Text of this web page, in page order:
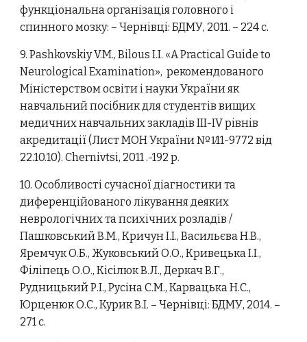
функціональна організація головного і
спинного мозку: – Чернівці: БДМУ, 2011. – 224 с.
9. Pashkovskiy V.M., Bilous I.I. «A Practical Guide to
Neurological Examination», рекомендованого
Міністерством освіти і науки України як
навчальний посібник для студентів вищих
медичних навчальних закладів ІІІ-IV рівнів
акредитації (Лист МОН України №1̸11-9772 від
22.10.10). Сhernivtsi, 2011 .-192 p.
10. Особливості сучасної діагностики та
диференційованого лікування деяких
неврологічних та психічних розладів /
Пашковський В.М., Кричун І.І., Васильєва Н.В.,
Яремчук О.Б., Жуковський О.О., Кривецька І.І.,
Філіпець О.О., Кісілюк В.Л., Деркач В.Г.,
Рудницький Р.І., Русіна С.М., Карвацька Н.С.,
Юрценюк О.С., Курик В.І. – Чернівці: БДМУ, 2014. –
271 с.